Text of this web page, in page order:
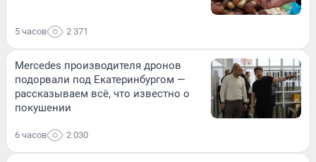
5 часов 2 371
Mercedes производителя дронов
подорвали под Екатеринбургом —
рассказываем всё, что известно о
покушении
6 часов 2 030